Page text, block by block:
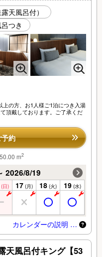
天風呂付）
つき
の方、お1人様ご1泊につき入湯
頂戴しております。ご了承くだ
約
m2
2026/8/19
(日) 17 (月) 18 (火) 19 (水)
カレンダーの説明 …
天風呂付キング【53